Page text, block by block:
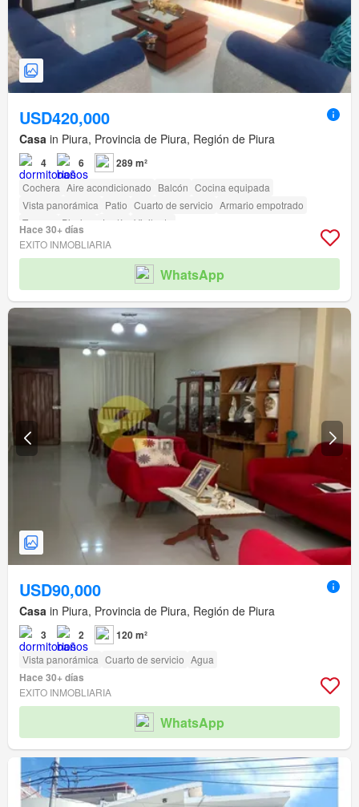
USD420,000
Casa in Piura, Provincia de Piura, Región de Piura
4 6 289 m²
Cochera Aire acondicionado Balcón Cocina equipada
Vista panorámica Patio Cuarto de servicio Armario empotrado
Terraza
Piscina Jardín Vigilante
Hace 30+ días
EXITO INMOBLIARIA
WhatsApp
USD90,000
Casa in Piura, Provincia de Piura, Región de Piura
3 2 120 m²
Vista panorámica Cuarto de servicio Agua
Hace 30+ días
EXITO INMOBLIARIA
WhatsApp